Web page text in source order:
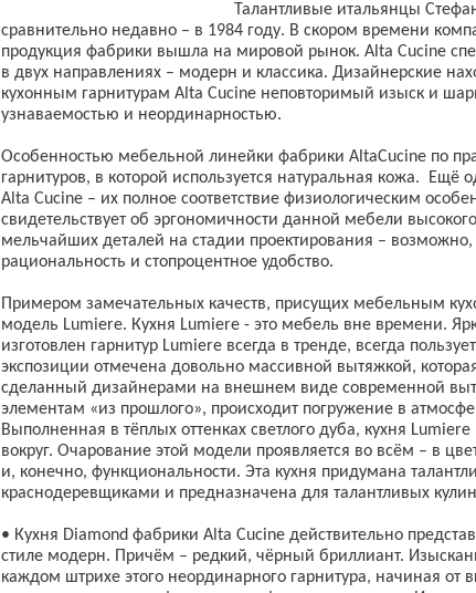
Талантливые итальянцы
сравнительно недавно – в 1984 году. В скором времени
продукция фабрики вышла на мировой рынок. Alta Cucine
в двух направлениях – модерн и классика. Дизайнерские
кухонным гарнитурам Alta Cucine неповторимый изыск и
узнаваемостью и неординарностью.
Особенностью мебельной линейки фабрики AltaCucine по
гарнитуров, в которой используется натуральная кожа.
Alta Cucine – их полное соответствие физиологическим
свидетельствует об эргономичности данной мебели
мельчайших деталей на стадии проектирования –
рациональность и стопроцентное удобство.
Примером замечательных качеств, присущих мебельным
модель Lumiere. Кухня Lumiere - это мебель вне времени.
изготовлен гарнитур Lumiere всегда в тренде, всегда
экспозиции отмечена довольно массивной вытяжкой,
сделанный дизайнерами на внешнем виде современной
элементам «из прошлого», происходит погружение в
Выполненная в тёплых оттенках светлого дуба, кухня
вокруг. Очарование этой модели проявляется во всём – в
и, конечно, функциональности. Эта кухня придумана
краснодеревщиками и предназначена для талантливых
• Кухня Diamond фабрики Alta Cucine действительно
стиле модерн. Причём – редкий, чёрный бриллиант.
каждом штрихе этого неординарного гарнитура, начиная